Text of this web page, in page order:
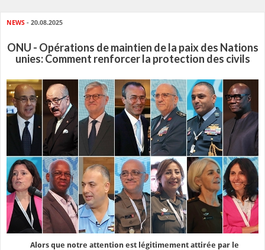
NEWS - 20.08.2025
ONU - Opérations de maintien de la paix des Nations
unies: Comment renforcer la protection des civils
Alors que notre attention est légitimement attirée par le